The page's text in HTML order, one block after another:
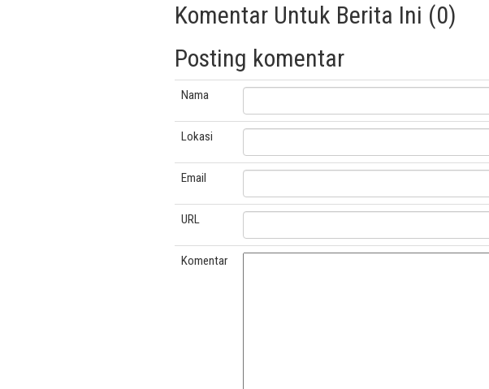
Komentar Untuk Berita Ini (0)
Posting komentar
Nama
Lokasi
Email
URL
Komentar